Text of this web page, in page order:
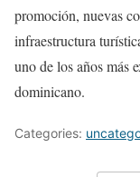
promoción, nuevas
infraestructura
uno de los años más
dominicano.
Categories: